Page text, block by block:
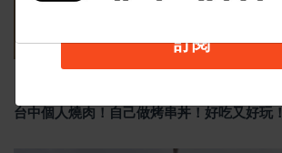
台中個人燒肉！自己做烤串丼！好吃又好玩！
訂閱